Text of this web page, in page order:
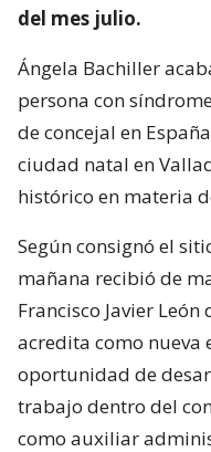
del mes julio.
Ángela Bachiller
persona con
de concejal en
ciudad natal en
histórico en materia
Según consignó el
mañana recibió de
Francisco Javier
acredita como nueva
oportunidad de
trabajo dentro del
como auxiliar